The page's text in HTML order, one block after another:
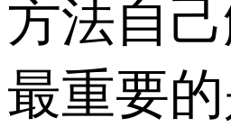
方法自己
最重要